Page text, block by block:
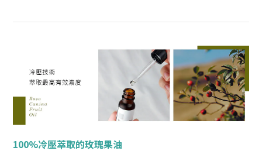
100%冷壓萃取的玫瑰果油